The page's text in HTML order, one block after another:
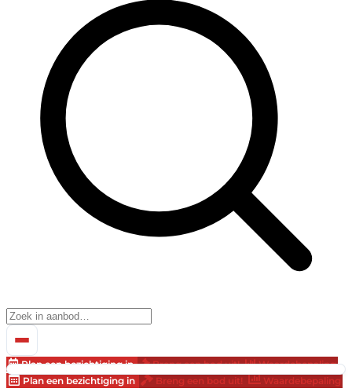
Plan een bezichtiging in Breng een bod uit!
Waardebepaling
Plan een bezichtiging in
Breng een bod uit! Waardebepaling